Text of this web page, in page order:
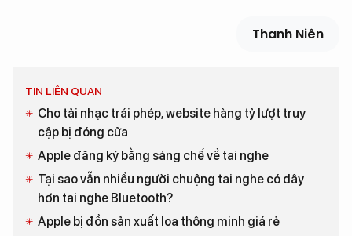
Thanh Niên
TIN LIÊN QUAN
Cho tải nhạc trái phép, website hàng tỷ lượt truy
cập bị đóng cửa
Apple đăng ký bằng sáng chế về tai nghe
Tại sao vẫn nhiều người chuộng tai nghe có dây
hơn tai nghe Bluetooth?
Apple bị đồn sản xuất loa thông minh giá rẻ